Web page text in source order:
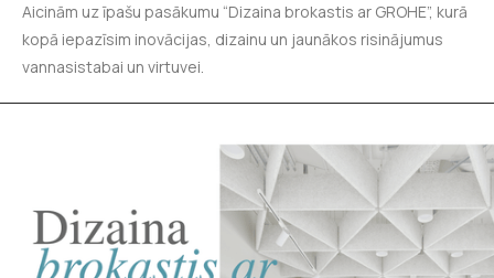
Aicinām uz īpašu pasākumu “Dizaina brokastis ar GROHE”, kurā
kopā iepazīsim inovācijas, dizainu un jaunākos risinājumus
vannasistabai un virtuvei.